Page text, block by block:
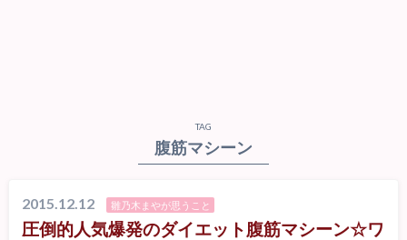
TAG
腹筋マシーン
2015.12.12 雛乃木まやが思うこと
圧倒的人気爆発のダイエット腹筋マシーン☆ワ